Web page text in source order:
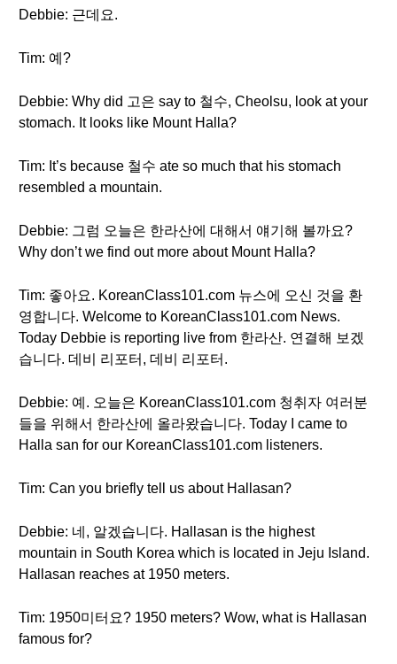
Debbie: 근데요.
Tim: 예?
Debbie: Why did 고은 say to 철수, Cheolsu, look at your
stomach. It looks like Mount Halla?
Tim: It’s because 철수 ate so much that his stomach
resembled a mountain.
Debbie: 그럼 오늘은 한라산에 대해서 얘기해 볼까요?
Why don’t we find out more about Mount Halla?
Tim: 좋아요. KoreanClass101.com 뉴스에 오신 것을 환
영합니다. Welcome to KoreanClass101.com News.
Today Debbie is reporting live from 한라산. 연결해 보겠
습니다. 데비 리포터, 데비 리포터.
Debbie: 예. 오늘은 KoreanClass101.com 청취자 여러분
들을 위해서 한라산에 올라왔습니다. Today I came to
Halla san for our KoreanClass101.com listeners.
Tim: Can you briefly tell us about Hallasan?
Debbie: 네, 알겠습니다. Hallasan is the highest
mountain in South Korea which is located in Jeju Island.
Hallasan reaches at 1950 meters.
Tim: 1950미터요? 1950 meters? Wow, what is Hallasan
famous for?